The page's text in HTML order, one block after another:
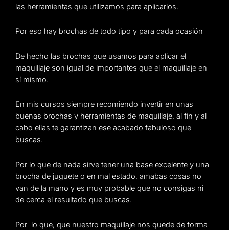
las herramientas que utilizamos para aplicarlos.
Por eso hay brochas de todo tipo y para cada ocasión
De hecho las brochas que usamos para aplicar el
maquillaje son igual de importantes que el maquillaje en
sí mismo.
En mis cursos siempre recomiendo invertir en unas
buenas brochas y herramientas de maquillaje, al fin y al
cabo ellas te garantizan ese acabado fabuloso que
buscas.
Por lo que de nada sirve tener una base excelente y una
brocha de juguete o en mal estado, amabas cosas no
van de la mano y es muy probable que no consigas ni
de cerca el resultado que buscas.
Por lo que, que nuestro maquillaje nos quede de forma